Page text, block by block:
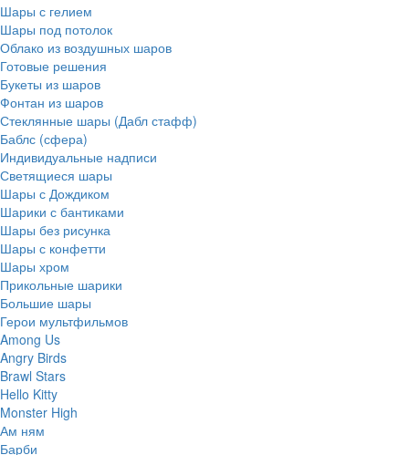
Шары с гелием
Шары под потолок
Облако из воздушных шаров
Готовые решения
Букеты из шаров
Фонтан из шаров
Стеклянные шары (Дабл стафф)
Баблс (сфера)
Индивидуальные надписи
Светящиеся шары
Шары с Дождиком
Шарики с бантиками
Шары без рисунка
Шары с конфетти
Шары хром
Прикольные шарики
Большие шары
Герои мультфильмов
Among Us
Angry Birds
Brawl Stars
Hello Kitty
Monster High
Ам ням
Барби